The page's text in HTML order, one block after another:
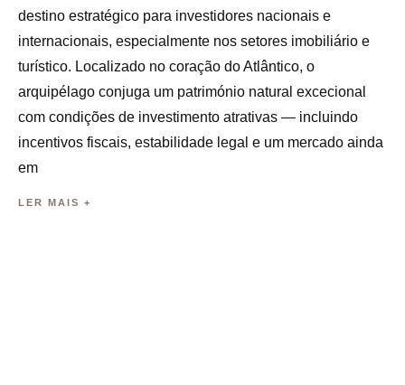
destino estratégico para investidores nacionais e
internacionais, especialmente nos setores imobiliário e
turístico. Localizado no coração do Atlântico, o
arquipélago conjuga um património natural excecional
com condições de investimento atrativas — incluindo
incentivos fiscais, estabilidade legal e um mercado ainda
em
LER MAIS +